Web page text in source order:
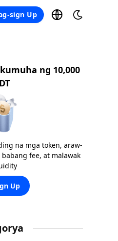
sign Up
ng 10,000
na mga token, araw-
fee, at malawak
Up